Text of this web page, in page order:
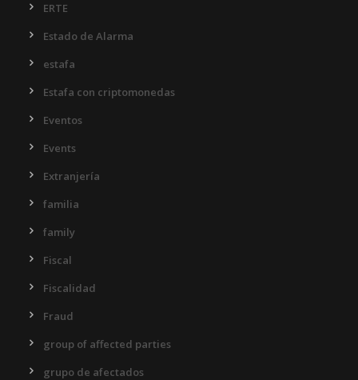
ERTE
Estado de Alarma
estafa
Estafa con criptomonedas
Eventos
Events
Extranjería
familia
family
Fiscal
Fiscalidad
Fraud
group of affected parties
grupo de afectados